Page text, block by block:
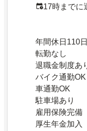
17時までに
年間休日110
転勤なし
退職金制度あ
バイク通勤OK
車通勤OK
駐車場あり
雇用保険完備
厚生年金加入